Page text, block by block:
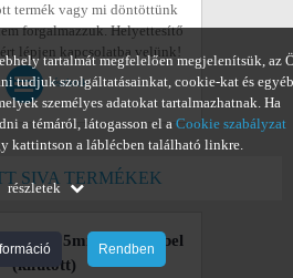
termék vagy mi döntöttünk
forgalmazzuk. Helyettesítő
lépjen kapcsolatba velünk!
részletek
SIVA TERMÉKEK
Ohm 5mm koax kábel
(kifutott)
tartalmát megfelelően megjelenítsük, az
tudjuk szolgáltatásainkat, cookie-kat és egyéb
személyes adatokat tartalmazhatnak. Ha
a témáról, látogasson el a Cookie szabályzat
kattintson a láblécben található linkre.
részletek
Rendben